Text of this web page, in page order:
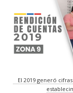
El 2019 generó